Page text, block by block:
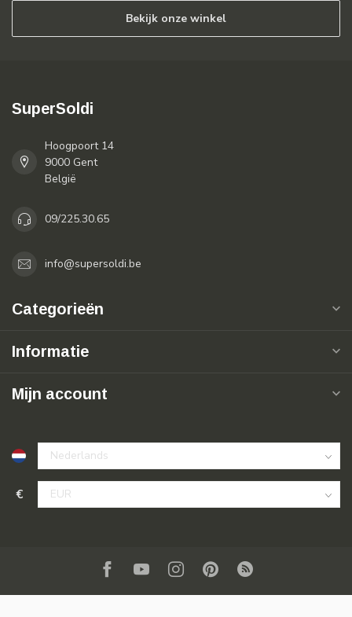
Bekijk onze winkel
SuperSoldi
Hoogpoort 14
9000 Gent
België
09/225.30.65
info@supersoldi.be
Categorieën
Informatie
Mijn account
€